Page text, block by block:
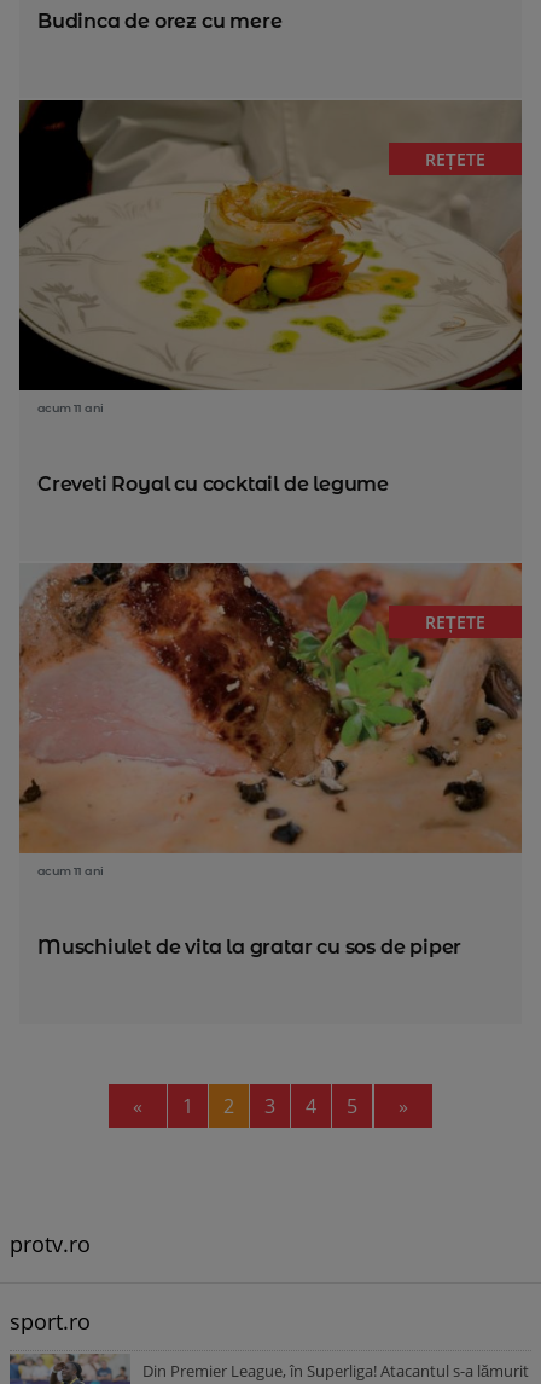
Budinca de orez cu mere
REȚETE
acum 11 ani
Creveti Royal cu cocktail de legume
REȚETE
acum 11 ani
Muschiulet de vita la gratar cu sos de piper
« Previous
1 2 3 4 5 »
protv.ro
sport.ro
Din Premier League, în Superliga! Atacantul s-a lămurit